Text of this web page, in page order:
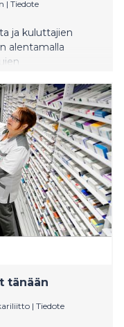
| Tiedote
ja kuluttajien
alentamalla
siirtymisen kohti
asumista
työllisyyden.
tänään
| Tiedote